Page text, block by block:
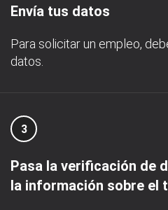
Envía tus datos
Para solicitar un empleo,
datos.
3
Pasa la verificación de
la información sobre el